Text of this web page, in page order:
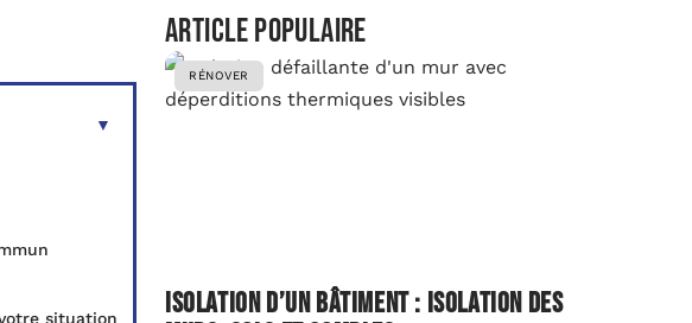
situation
Article populaire
RÉNOVER
Isolation d’un bâtiment : isolation des